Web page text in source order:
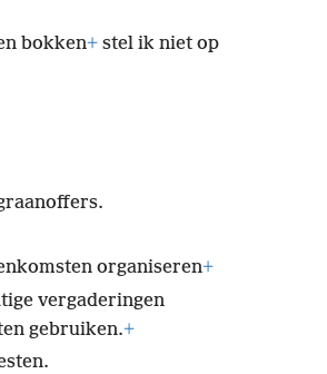
bokken+ stel ik niet op
organiseren+
vergaderingen
gebruiken.+